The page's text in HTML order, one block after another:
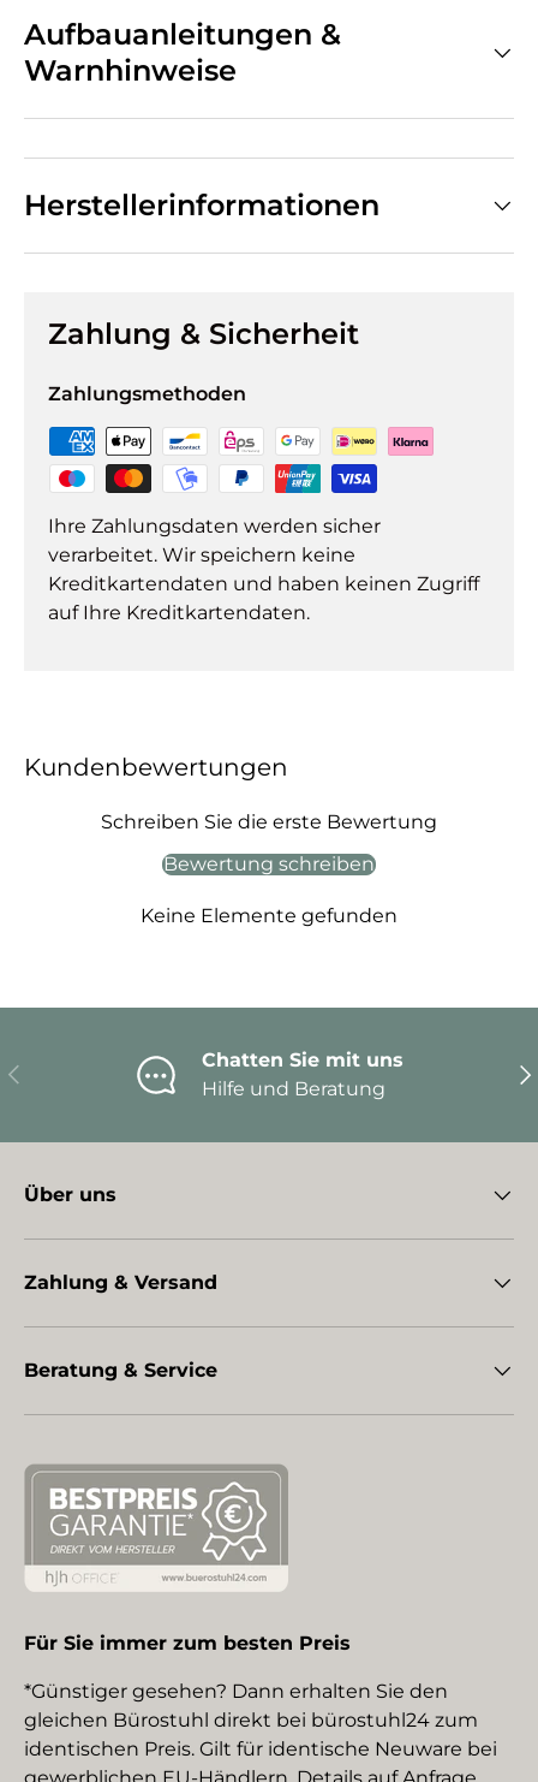
Aufbauanleitungen &
Warnhinweise
Herstellerinformationen
Zahlung & Sicherheit
Zahlungsmethoden
Ihre Zahlungsdaten werden sicher
verarbeitet. Wir speichern keine
Kreditkartendaten und haben keinen Zugriff
auf Ihre Kreditkartendaten.
Kundenbewertungen
Schreiben Sie die erste Bewertung
Bewertung schreiben
Keine Elemente gefunden
Vorherige
Chatten Sie mit uns
Hilfe und Beratung
Über uns
Zahlung & Versand
Beratung & Service
Für Sie immer zum besten Preis
*Günstiger gesehen? Dann erhalten Sie den
gleichen Bürostuhl direkt bei bürostuhl24 zum
identischen Preis. Gilt für identische Neuware bei